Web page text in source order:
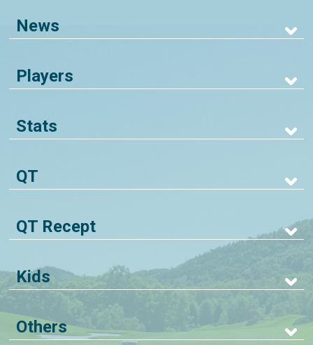
News
Players
Stats
QT
QT Recept
Kids
Others